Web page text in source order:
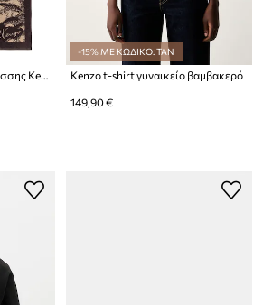
Βαμβακερή πετσέτα θαλάσσης Kenzo KFAUVE Naturel 90 x 160 cm
-15% ΜΕ ΚΩΔΙΚΟ: TAN
Kenzo t-shirt γυναικείο βαμβακερό
149,90 €